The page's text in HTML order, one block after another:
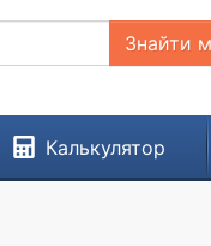
Знайти
Калькулятор